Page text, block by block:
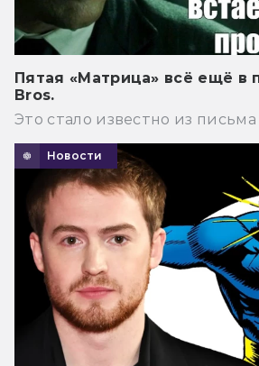
Пятая «Матрица» всё ещё в
Bros.
Это стало известно из
Новости